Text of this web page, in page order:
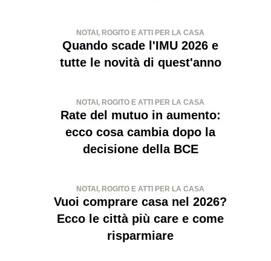
NOTAI, ROGITO E ATTI PER LA CASA
Quando scade l'IMU 2026 e
tutte le novità di quest'anno
NOTAI, ROGITO E ATTI PER LA CASA
Rate del mutuo in aumento:
ecco cosa cambia dopo la
decisione della BCE
NOTAI, ROGITO E ATTI PER LA CASA
Vuoi comprare casa nel 2026?
Ecco le città più care e come
risparmiare